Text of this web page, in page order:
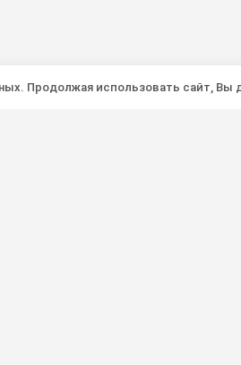
Продолжая использовать сайт, Вы